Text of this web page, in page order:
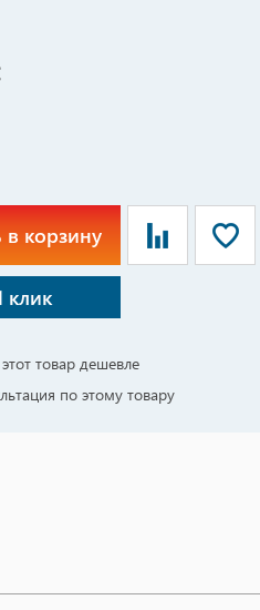
корзину
клик
товар дешевле
по этому товару